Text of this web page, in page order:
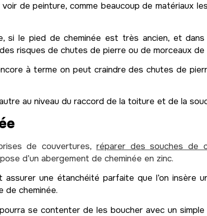
de peinture, comme beaucoup de matériaux
si le pied de cheminée est très ancien, et
risques de chutes de pierre ou de morceaux de
à terme on peut craindre des chutes de
au niveau du raccord de la toiture et de la
de couvertures, réparer des souches de
d’un abergement de cheminée en zinc.
une étanchéité parfaite que l’on insère
de cheminée.
se contenter de les boucher avec un